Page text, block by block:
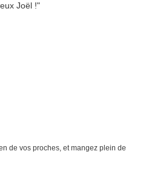
de vos proches, et mangez plein de